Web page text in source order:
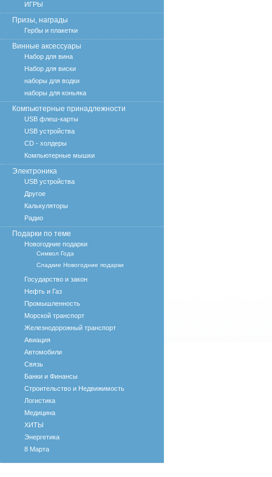
ИГРЫ
Призы, награды
Гербы и плакетки
Винные аксессуары
Набор для вина
Набор для виски
наборы для водки
наборы для коньяка
Компьютерные принадлежности
USB флеш-карты
USB устройства
CD - холдеры
Компьютерные мышки
Электроника
USB устройства
Другое
Калькуляторы
Радио
Подарки по теме
Новогодние подарки
Символ Года
Сладкие Новогодние подарки
Государство и закон
Нефть и Газ
Промышленность
Морской транспорт
Железнодорожный транспорт
Авиация
Автомобили
Связь
Банки и Финансы
Строительство и Недвижимость
Логистика
Медицина
ХИТЫ
Энергетика
8 Марта